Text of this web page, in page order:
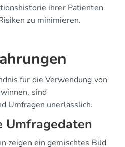
ihrer Patienten
zu minimieren.
für die Verwendung von
sind
Umfragen unerlässlich.
Umfragedaten
zeigen ein gemischtes Bild